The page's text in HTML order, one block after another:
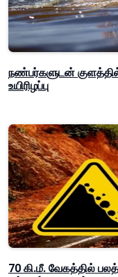
நண்பர்களுடன் குளத்தில்
உயிரிழப்பு
70 கி.மீ. வேகத்தில்